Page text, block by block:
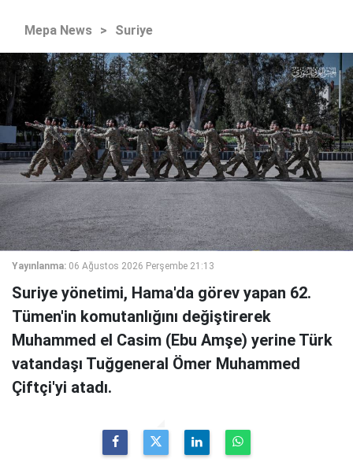
Mepa News > Suriye
Yayınlanma: 06 Ağustos 2026 Perşembe 21:13
Suriye yönetimi, Hama'da görev yapan 62.
Tümen'in komutanlığını değiştirerek
Muhammed el Casim (Ebu Amşe) yerine Türk
vatandaşı Tuğgeneral Ömer Muhammed
Çiftçi'yi atadı.